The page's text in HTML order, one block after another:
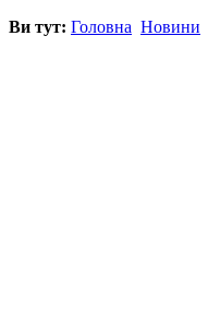
Ви тут: Головна Новини